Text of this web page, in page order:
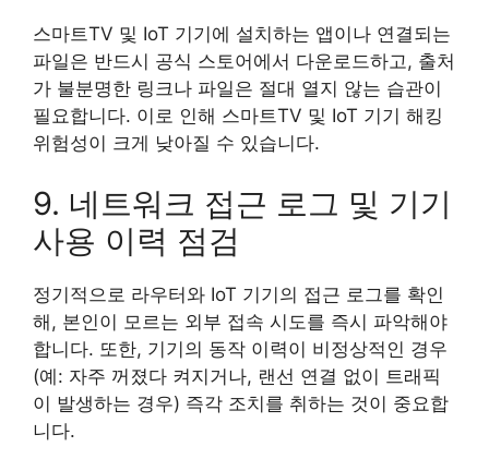
스마트TV 및 IoT 기기에 설치하는 앱이나 연결되는
파일은 반드시 공식 스토어에서 다운로드하고, 출처
가 불분명한 링크나 파일은 절대 열지 않는 습관이
필요합니다. 이로 인해 스마트TV 및 IoT 기기 해킹
위험성이 크게 낮아질 수 있습니다.
9. 네트워크 접근 로그 및 기기
사용 이력 점검
정기적으로 라우터와 IoT 기기의 접근 로그를 확인
해, 본인이 모르는 외부 접속 시도를 즉시 파악해야
합니다. 또한, 기기의 동작 이력이 비정상적인 경우
(예: 자주 꺼졌다 켜지거나, 랜선 연결 없이 트래픽
이 발생하는 경우) 즉각 조치를 취하는 것이 중요합
니다.